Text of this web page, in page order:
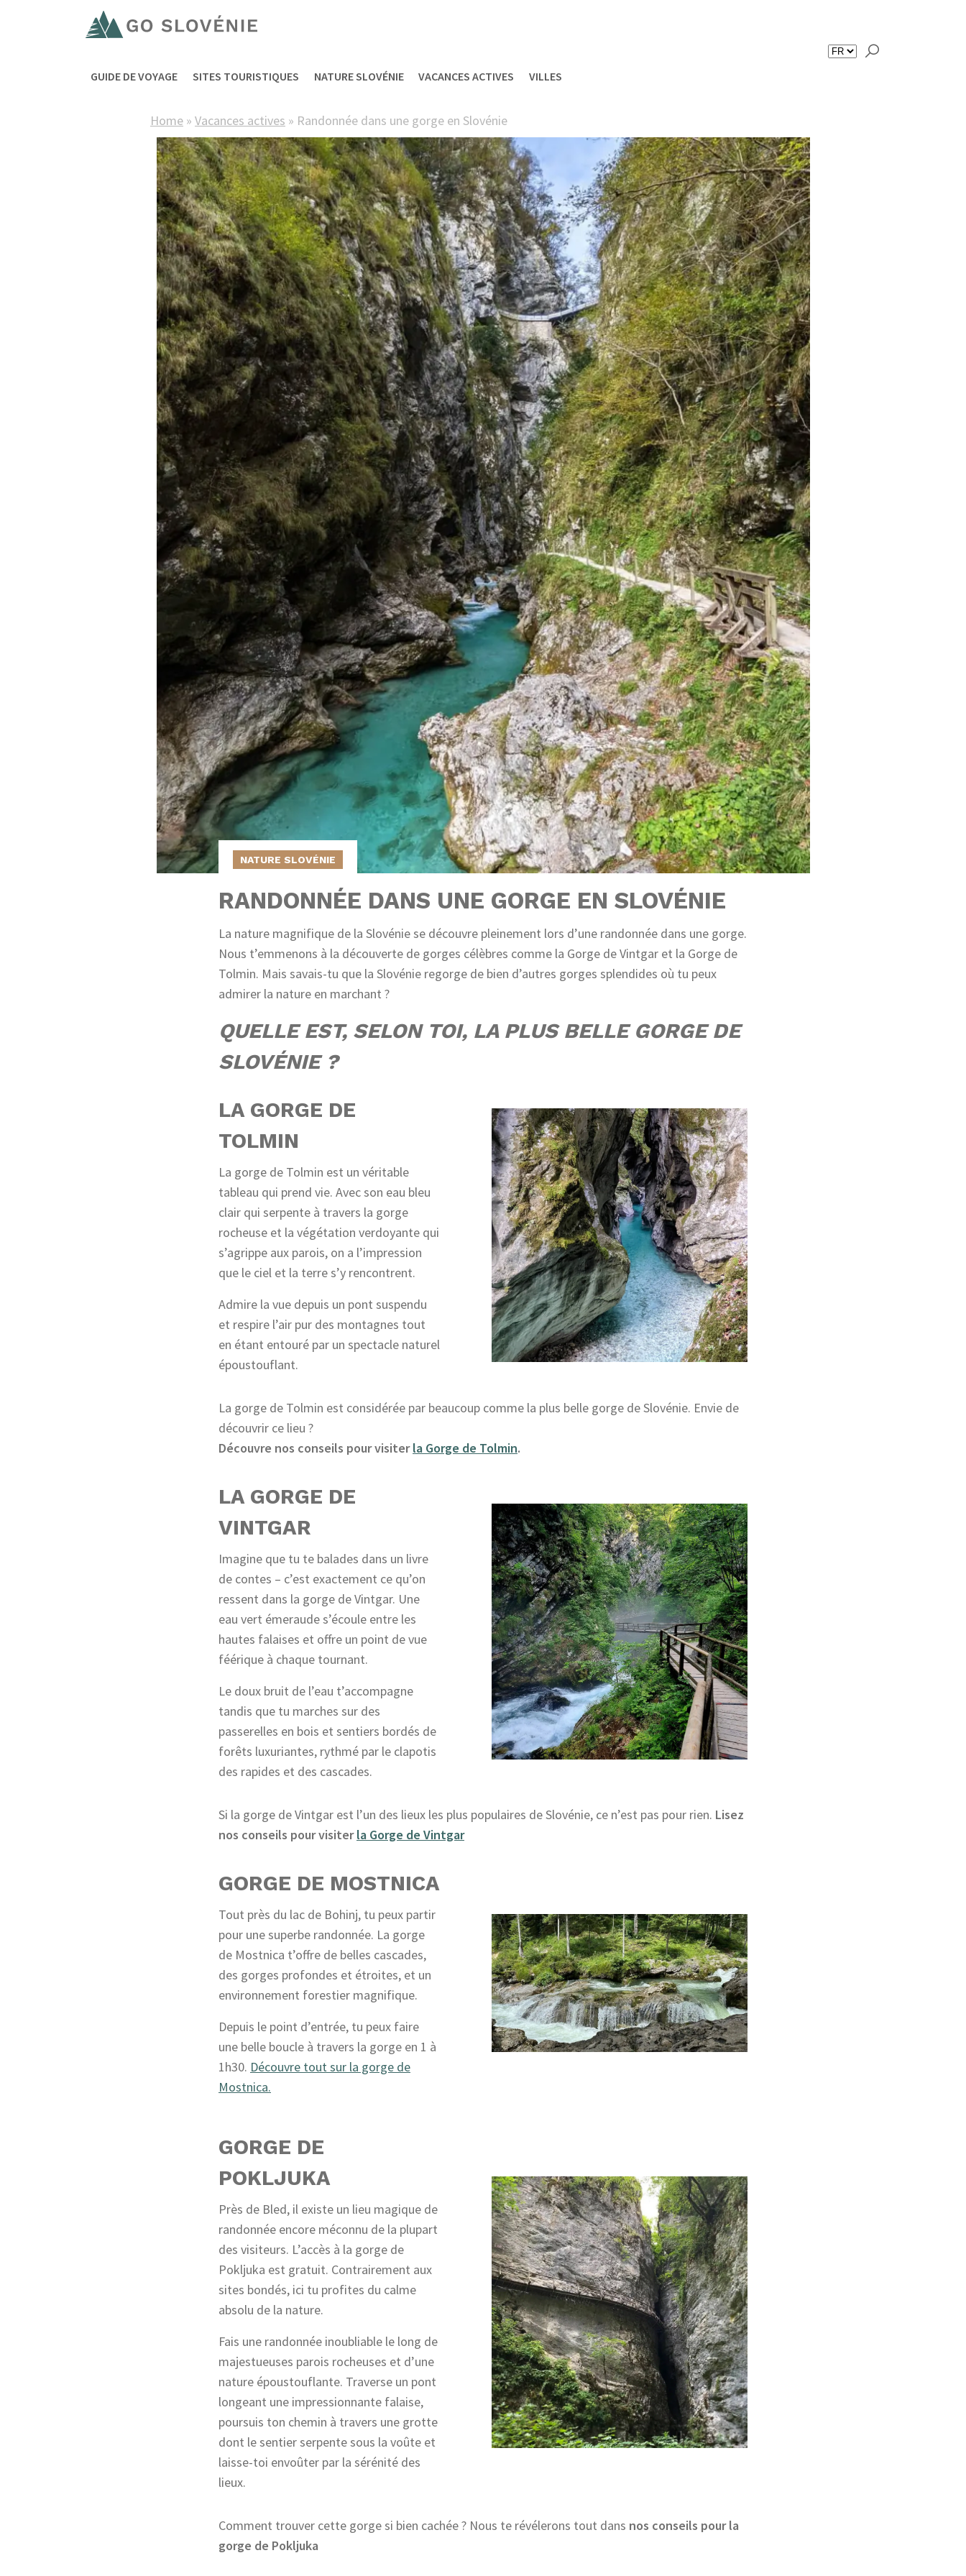
GUIDE DE VOYAGE SITES TOURISTIQUES NATURE SLOVÉNIE VACANCES ACTIVES VILLES
Home » Vacances actives » Randonnée dans une gorge en Slovénie
NATURE SLOVÉNIE
RANDONNÉE DANS UNE GORGE EN SLOVÉNIE
La nature magnifique de la Slovénie se découvre pleinement lors d’une randonnée dans une gorge.
Nous t’emmenons à la découverte de gorges célèbres comme la Gorge de Vintgar et la Gorge de
Tolmin. Mais savais-tu que la Slovénie regorge de bien d’autres gorges splendides où tu peux
admirer la nature en marchant ?
QUELLE EST, SELON TOI, LA PLUS BELLE GORGE DE
SLOVÉNIE ?
LA GORGE DE
TOLMIN
La gorge de Tolmin est un véritable
tableau qui prend vie. Avec son eau bleu
clair qui serpente à travers la gorge
rocheuse et la végétation verdoyante qui
s’agrippe aux parois, on a l’impression
que le ciel et la terre s’y rencontrent.
Admire la vue depuis un pont suspendu
et respire l’air pur des montagnes tout
en étant entouré par un spectacle naturel
époustouflant.
La gorge de Tolmin est considérée par beaucoup comme la plus belle gorge de Slovénie. Envie de
découvrir ce lieu ?
Découvre nos conseils pour visiterla Gorge de Tolmin.
LA GORGE DE
VINTGAR
Imagine que tu te balades dans un livre
de contes – c’est exactement ce qu’on
ressent dans la gorge de Vintgar. Une
eau vert émeraude s’écoule entre les
hautes falaises et offre un point de vue
féérique à chaque tournant.
Le doux bruit de l’eau t’accompagne
tandis que tu marches sur des
passerelles en bois et sentiers bordés de
forêts luxuriantes, rythmé par le clapotis
des rapides et des cascades.
Si la gorge de Vintgar est l’un des lieux les plus populaires de Slovénie, ce n’est pas pour rien. Lisez
nos conseils pour visiterla Gorge de Vintgar
GORGE DE MOSTNICA
Tout près du lac de Bohinj, tu peux partir
pour une superbe randonnée. La gorge
de Mostnica t’offre de belles cascades,
des gorges profondes et étroites, et un
environnement forestier magnifique.
Depuis le point d’entrée, tu peux faire
une belle boucle à travers la gorge en 1 à
1h30. Découvre tout sur la gorge de
Mostnica.
GORGE DE
POKLJUKA
Près de Bled, il existe un lieu magique de
randonnée encore méconnu de la plupart
des visiteurs. L’accès à la gorge de
Pokljuka est gratuit. Contrairement aux
sites bondés, ici tu profites du calme
absolu de la nature.
Fais une randonnée inoubliable le long de
majestueuses parois rocheuses et d’une
nature époustouflante. Traverse un pont
longeant une impressionnante falaise,
poursuis ton chemin à travers une grotte
dont le sentier serpente sous la voûte et
laisse-toi envoûter par la sérénité des
lieux.
Comment trouver cette gorge si bien cachée ? Nous te révélerons tout dans nos conseils pour la
gorge de Pokljuka